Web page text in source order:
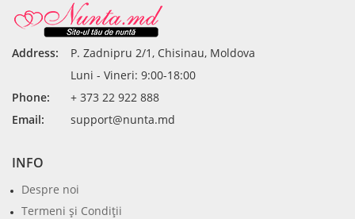
Address:
P. Zadnipru 2/1, Chisinau, Moldova
Luni - Vineri: 9:00-18:00
Phone:
+ 373 22 922 888
Email:
support@nunta.md
INFO
Despre noi
Termeni şi Condiţii